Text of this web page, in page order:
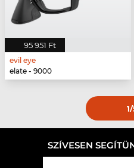
95 951 Ft
evil eye
elate - 9000
1/
SZÍVESEN